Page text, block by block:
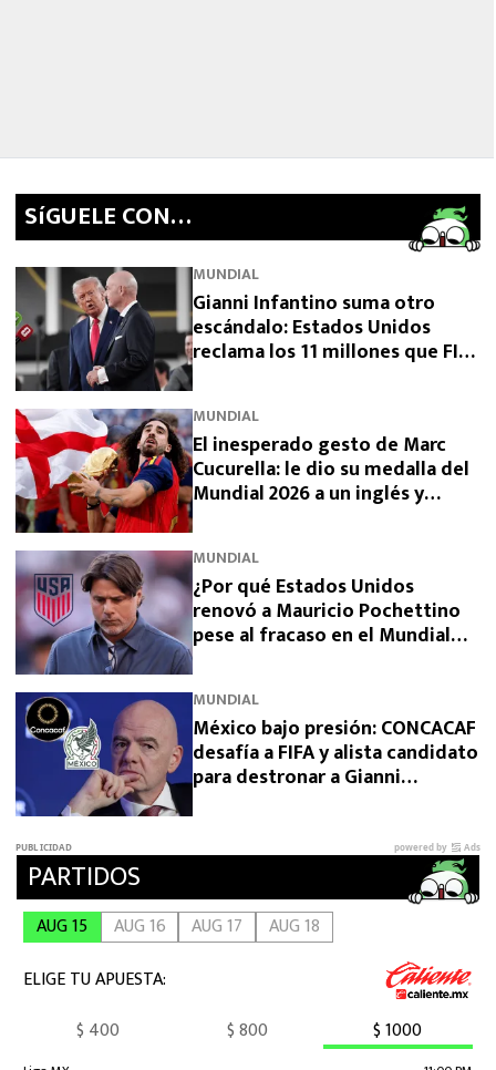
SíGUELE CON…
MUNDIAL
Gianni Infantino suma otro
escándalo: Estados Unidos
reclama los 11 millones que FIFA
MUNDIAL
El inesperado gesto de Marc
Cucurella: le dio su medalla del
Mundial 2026 a un inglés y
MUNDIAL
¿Por qué Estados Unidos
renovó a Mauricio Pochettino
pese al fracaso en el Mundial
MUNDIAL
México bajo presión: CONCACAF
desafía a FIFA y alista candidato
para destronar a Gianni